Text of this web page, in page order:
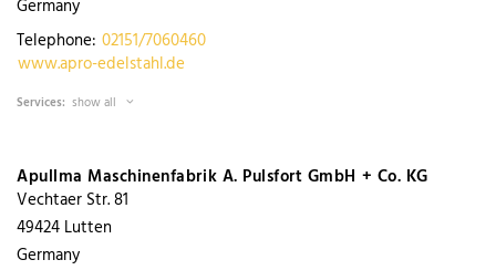
Germany
Telephone: 02151/7060460
www.apro-edelstahl.de
Services: show all
Apullma Maschinenfabrik A. Pulsfort GmbH + Co. KG
Vechtaer Str. 81
49424 Lutten
Germany